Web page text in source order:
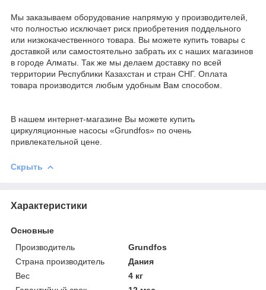
Мы заказываем оборудование напрямую у производителей,
что полностью исключает риск приобретения поддельного
или низкокачественного товара. Вы можете купить товары с
доставкой или самостоятельно забрать их с наших магазинов
в городе Алматы. Так же мы делаем доставку по всей
территории Республики Казахстан и стран СНГ. Оплата
товара производится любым удобным Вам способом.
В нашем интернет-магазине Вы можете купить
циркуляционные насосы «Grundfos» по очень
привлекательной цене.
Скрыть
Характеристики
Основные
Производитель
Grundfos
Страна производитель
Дания
Вес
4 кг